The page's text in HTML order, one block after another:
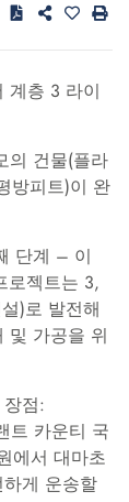
계층 3 라이
의 건물(플라
방피트)이 완
단계 – 이
로젝트는 3,
)로 발전해
및 가공을 위
점:
트 카운티 국
에서 대마초
게 운송할